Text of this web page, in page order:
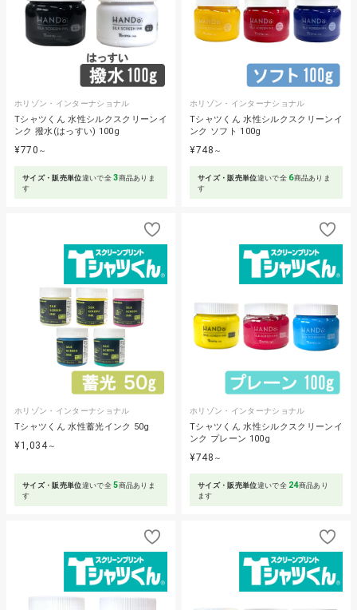
ホリゾン・インターナショナル
Tシャツくん 水性シルクスクリーンイ
ンク 撥水(はっすい) 100g
¥770 ～
サイズ・販売単位違いで全3商品ありま
す
ホリゾン・インターナショナル
Tシャツくん 水性シルクスクリーンイ
ンク ソフト 100g
¥748 ～
サイズ・販売単位違いで全 6商品ありま
す
ホリゾン・インターナショナル
Tシャツくん 水性蓄光インク 50g
¥1,034～
サイズ・販売単位違いで全5商品ありま
す
ホリゾン・インターナショナル
Tシャツくん 水性シルクスクリーンイ
ンク プレーン 100g
¥748 ～
サイズ・販売単位違いで全 24商品あり
ます